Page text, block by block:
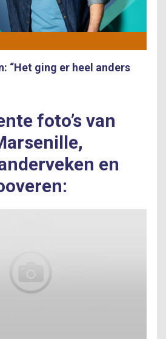
“Het ging er heel anders
foto’s van
en